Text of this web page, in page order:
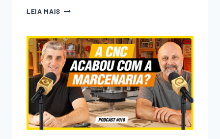
LEIA MAIS 10
TODO
INICIANTE
NA
MARCENARIA
COMETE
(E
COMO
EVITAR
CADA
UM
DELES)